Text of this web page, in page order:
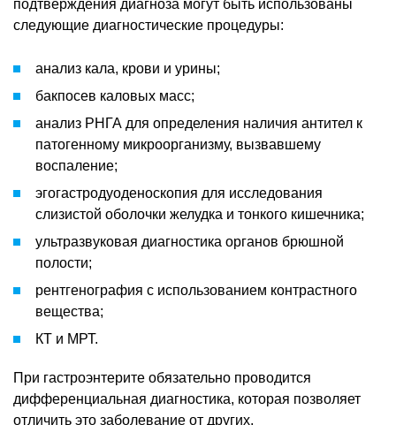
подтверждения диагноза могут быть использованы
следующие диагностические процедуры:
анализ кала, крови и урины;
бакпосев каловых масс;
анализ РНГА для определения наличия антител к
патогенному микроорганизму, вызвавшему
воспаление;
эгогастродуоденоскопия для исследования
слизистой оболочки желудка и тонкого кишечника;
ультразвуковая диагностика органов брюшной
полости;
рентгенография с использованием контрастного
вещества;
КТ и МРТ.
При гастроэнтерите обязательно проводится
дифференциальная диагностика, которая позволяет
отличить это заболевание от других,